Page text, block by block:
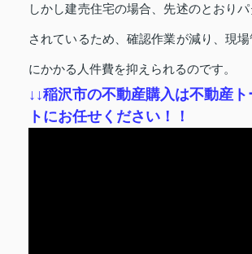
しかし建売住宅の場合、先述のとおり
されているため、確認作業が減り、現
にかかる人件費を抑えられるのです。
↓ ↓稲沢市の不動産購入は不動産
トにお任せください！！